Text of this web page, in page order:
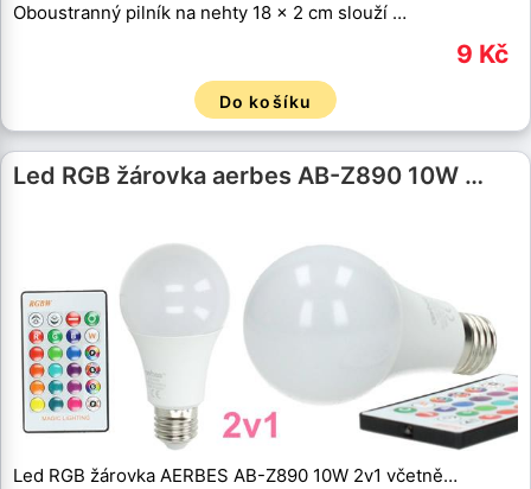
Oboustranný pilník na nehty 18 x 2 cm slouží …
9 Kč
Do košíku
Led RGB žárovka aerbes AB-Z890 10W …
Led RGB žárovka AERBES AB-Z890 10W 2v1 včetně…